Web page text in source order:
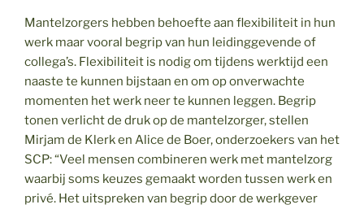
Mantelzorgers hebben behoefte aan flexibiliteit in hun
werk maar vooral begrip van hun leidinggevende of
collega’s. Flexibiliteit is nodig om tijdens werktijd een
naaste te kunnen bijstaan en om op onverwachte
momenten het werk neer te kunnen leggen. Begrip
tonen verlicht de druk op de mantelzorger, stellen
Mirjam de Klerk en Alice de Boer, onderzoekers van het
SCP: “Veel mensen combineren werk met mantelzorg
waarbij soms keuzes gemaakt worden tussen werk en
privé. Het uitspreken van begrip door de werkgever